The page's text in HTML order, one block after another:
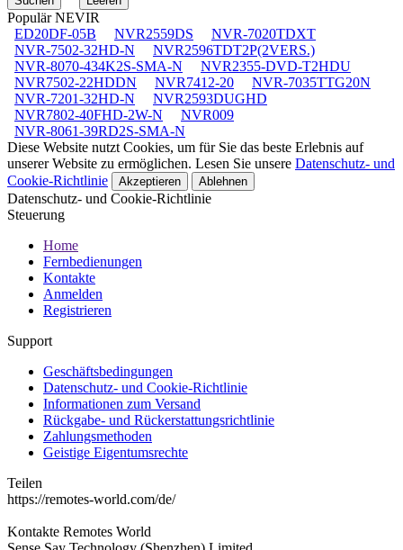
Populär NEVIR
ED20DF-05B
NVR2559DS
NVR-7020TDXT
NVR-7502-32HD-N
NVR2596TDT2P(2VERS.)
NVR-8070-434K2S-SMA-N
NVR2355-DVD-T2HDU
NVR7502-22HDDN
NVR7412-20
NVR-7035TTG20N
NVR-7201-32HD-N
NVR2593DUGHD
NVR7802-40FHD-2W-N
NVR009
NVR-8061-39RD2S-SMA-N
Diese Website nutzt Cookies, um für Sie das beste Erlebnis auf
unserer Website zu ermöglichen. Lesen Sie unsere Datenschutz- und
Cookie-Richtlinie
Akzeptieren Ablehnen
Datenschutz- und Cookie-Richtlinie
Steuerung
Home
Fernbedienungen
Kontakte
Anmelden
Registrieren
Support
Geschäftsbedingungen
Datenschutz- und Cookie-Richtlinie
Informationen zum Versand
Rückgabe- und Rückerstattungsrichtlinie
Zahlungsmethoden
Geistige Eigentumsrechte
Teilen
https://remotes-world.com/de/
Kontakte Remotes World